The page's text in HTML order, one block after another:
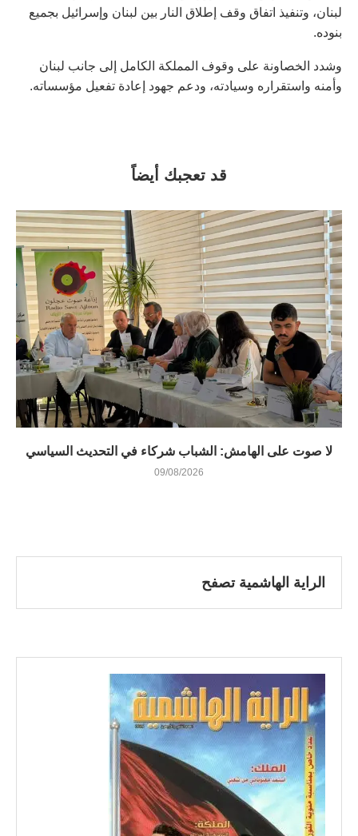
لبنان، وتنفيذ اتفاق وقف إطلاق النار بين لبنان وإسرائيل بجميع
بنوده.
‏وشدد الخصاونة على وقوف المملكة الكامل إلى جانب لبنان
وأمنه واستقراره وسيادته، ودعم جهود إعادة تفعيل مؤسساته.
قد تعجبك أيضاً
لا صوت على الهامش: الشباب شركاء في التحديث السياسي
09/08/2026
الراية الهاشمية تصفح